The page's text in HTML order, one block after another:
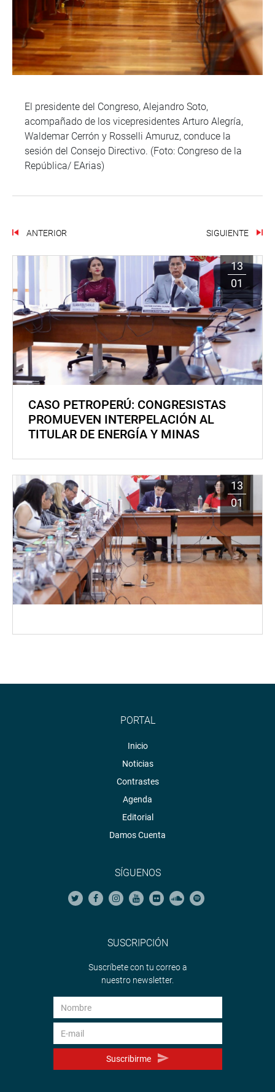
El presidente del Congreso, Alejandro Soto,
acompañado de los vicepresidentes Arturo Alegría,
Waldemar Cerrón y Rosselli Amuruz, conduce la
sesión del Consejo Directivo. (Foto: Congreso de la
República/ EArias)
ANTERIOR SIGUIENTE
13
01
CASO PETROPERÚ: CONGRESISTAS
PROMUEVEN INTERPELACIÓN AL
TITULAR DE ENERGÍA Y MINAS
13
01
PORTAL
Inicio
Noticias
Contrastes
Agenda
Editorial
Damos Cuenta
SÍGUENOS
SUSCRIPCIÓN
Suscríbete con tu correo a
nuestro newsletter.
Suscribirme